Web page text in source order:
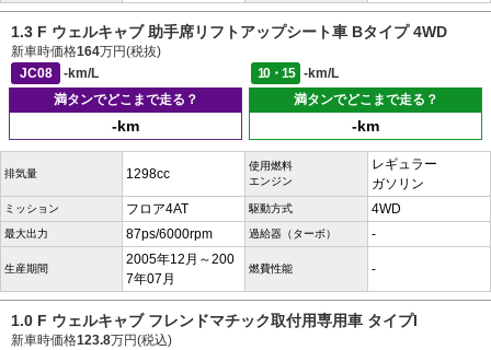
1.3 F ウェルキャブ 助手席リフトアップシート車 Bタイプ 4WD
新車時価格164万円(税抜)
JC08
-km/L 10・15
-km/L
満タンでどこまで走る？
-km
満タンでどこまで走る？
-km
排気量 1298cc
使用燃料
エンジン
レギュラー
ガソリン
ミッション フロア4AT 駆動方式 4WD
最大出力 87ps/6000rpm 過給器（ターボ） -
生産期間
2005年12月～200
7年07月
燃費性能 -
1.0 F ウェルキャブ フレンドマチック取付用専用車 タイプI
新車時価格123.8万円(税込)